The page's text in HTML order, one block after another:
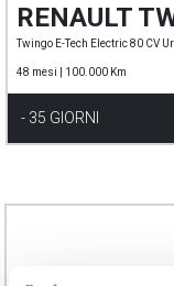
Twingo E-Tech Electric 80 CV
48 mesi | 100.000 Km
- 35 GIORNI